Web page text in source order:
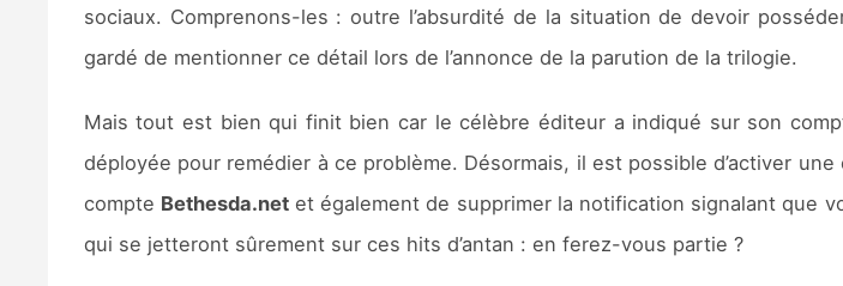
sociaux. Comprenons-les : outre l’absurdité de la situation de devoir
gardé de mentionner ce détail lors de l’annonce de la parution de la trilogie.
Mais tout est bien qui finit bien car le célèbre éditeur a indiqué sur son
déployée pour remédier à ce problème. Désormais, il est possible d’activer
compte Bethesda.netet également de supprimer la notification signalant que
qui se jetteront sûrement sur ces hits d’antan : en ferez-vous partie ?